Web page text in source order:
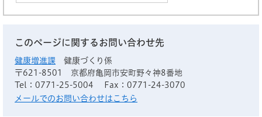
このページに関するお問い合わせ先
健康増進課
健康づくり係
〒621-8501
京都府亀岡市安町野々神8番地
Tel：0771-25-5004
Fax：0771-24-3070
メールでのお問い合わせはこちら